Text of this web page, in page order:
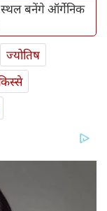
स्थल बनेंगे ऑर्गेनिक
ज्योतिष